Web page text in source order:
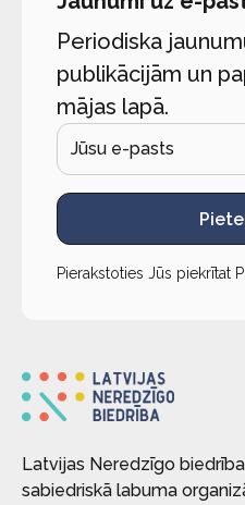
Periodiska
publikācijām un
mājas lapā.
Pierakstoties Jūs piekrītat
Latvijas Neredzīgo
sabiedriskā labuma